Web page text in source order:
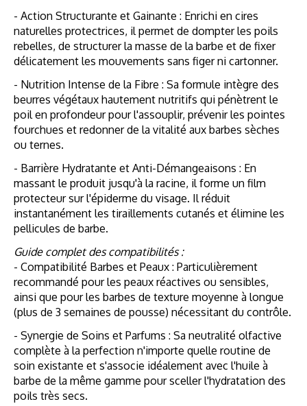
- Action Structurante et Gainante : Enrichi en cires
naturelles protectrices, il permet de dompter les poils
rebelles, de structurer la masse de la barbe et de fixer
délicatement les mouvements sans figer ni cartonner.
- Nutrition Intense de la Fibre : Sa formule intègre des
beurres végétaux hautement nutritifs qui pénètrent le
poil en profondeur pour l'assouplir, prévenir les pointes
fourchues et redonner de la vitalité aux barbes sèches
ou ternes.
- Barrière Hydratante et Anti-Démangeaisons : En
massant le produit jusqu'à la racine, il forme un film
protecteur sur l'épiderme du visage. Il réduit
instantanément les tiraillements cutanés et élimine les
pellicules de barbe.
Guide complet des compatibilités :
- Compatibilité Barbes et Peaux : Particulièrement
recommandé pour les peaux réactives ou sensibles,
ainsi que pour les barbes de texture moyenne à longue
(plus de 3 semaines de pousse) nécessitant du contrôle.
- Synergie de Soins et Parfums : Sa neutralité olfactive
complète à la perfection n'importe quelle routine de
soin existante et s'associe idéalement avec l'huile à
barbe de la même gamme pour sceller l'hydratation des
poils très secs.